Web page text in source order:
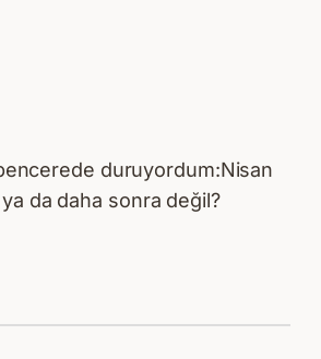
duruyordum:Nisan
da daha sonra değil?